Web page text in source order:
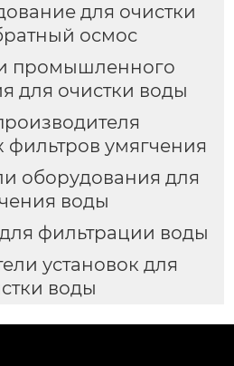
для очистки
осмос
промышленного
для очистки воды
умягчения
оборудования для
воды
фильтрации воды
установок для
воды